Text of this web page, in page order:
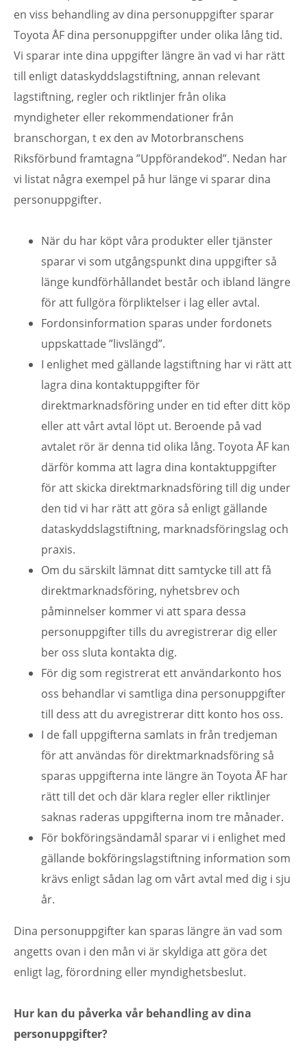
en viss behandling av dina personuppgifter sparar
Toyota ÅF dina personuppgifter under olika lång tid.
Vi sparar inte dina uppgifter längre än vad vi har rätt
till enligt dataskyddslagstiftning, annan relevant
lagstiftning, regler och riktlinjer från olika
myndigheter eller rekommendationer från
branschorgan, t ex den av Motorbranschens
Riksförbund framtagna ”Uppförandekod”. Nedan har
vi listat några exempel på hur länge vi sparar dina
personuppgifter.
När du har köpt våra produkter eller tjänster
sparar vi som utgångspunkt dina uppgifter så
länge kundförhållandet består och ibland längre
för att fullgöra förpliktelser i lag eller avtal.
Fordonsinformation sparas under fordonets
uppskattade ”livslängd”.
I enlighet med gällande lagstiftning har vi rätt att
lagra dina kontaktuppgifter för
direktmarknadsföring under en tid efter ditt köp
eller att vårt avtal löpt ut. Beroende på vad
avtalet rör är denna tid olika lång. Toyota ÅF kan
därför komma att lagra dina kontaktuppgifter
för att skicka direktmarknadsföring till dig under
den tid vi har rätt att göra så enligt gällande
dataskyddslagstiftning, marknadsföringslag och
praxis.
Om du särskilt lämnat ditt samtycke till att få
direktmarknadsföring, nyhetsbrev och
påminnelser kommer vi att spara dessa
personuppgifter tills du avregistrerar dig eller
ber oss sluta kontakta dig.
För dig som registrerat ett användarkonto hos
oss behandlar vi samtliga dina personuppgifter
till dess att du avregistrerar ditt konto hos oss.
I de fall uppgifterna samlats in från tredjeman
för att användas för direktmarknadsföring så
sparas uppgifterna inte längre än Toyota ÅF har
rätt till det och där klara regler eller riktlinjer
saknas raderas uppgifterna inom tre månader.
För bokföringsändamål sparar vi i enlighet med
gällande bokföringslagstiftning information som
krävs enligt sådan lag om vårt avtal med dig i sju
år.
Dina personuppgifter kan sparas längre än vad som
angetts ovan i den mån vi är skyldiga att göra det
enligt lag, förordning eller myndighetsbeslut.
Hur kan du påverka vår behandling av dina
personuppgifter?